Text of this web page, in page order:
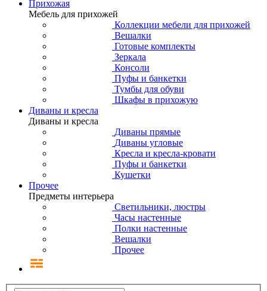
Прихожая
Мебель для прихожей
Коллекции мебели для прихожей
Вешалки
Готовые комплекты
Зеркала
Консоли
Пуфы и банкетки
Тумбы для обуви
Шкафы в прихожую
Диваны и кресла
Диваны и кресла
Диваны прямые
Диваны угловые
Кресла и кресла-кровати
Пуфы и банкетки
Кушетки
Прочее
Предметы интерьера
Светильники, люстры
Часы настенные
Полки настенные
Вешалки
Прочее